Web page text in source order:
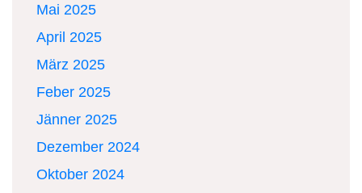
Mai 2025
April 2025
März 2025
Feber 2025
Jänner 2025
Dezember 2024
Oktober 2024